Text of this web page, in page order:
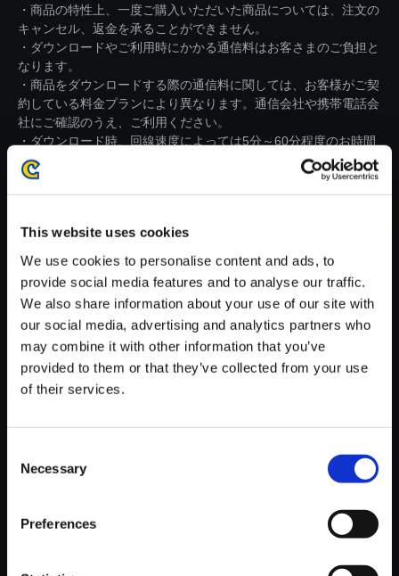
This website uses cookies
We use cookies to personalise content and ads, to
provide social media features and to analyse our traffic.
We also share information about your use of our site with
our social media, advertising and analytics partners who
may combine it with other information that you’ve
provided to them or that they’ve collected from your use
of their services.
Selection
Necessary
Preferences
・商品の特性上、一度ご購入いただいた商品については、注文の
キャンセル、返金を承ることができません。
・ダウンロードやご利用時にかかる通信料はお客さまのご負担と
なります。
・商品をダウンロードする際の通信料に関しては、お客様がご契
約している料金プランにより異なります。通信会社や携帯電話会
社にご確認のうえ、ご利用ください。
・ダウンロード時、回線速度によっては5分～60分程度のお時間
がかかる場合がございます。
※ご購入いただいたファイルのダウンロードの際には、通信環境
が安定しているWifi環境でお試しください。
【単曲】デビル メイ クライ 2 オ
リジナル・サウンドトラック C
HAOTIC GLORIA